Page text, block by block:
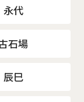
永代
石場
辰巳